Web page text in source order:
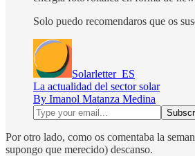
Solo puedo recomendaros que os
Solarletter_ES
La actualidad del sector solar
By Imanol Matanza Medina
Por otro lado, como os comentaba la
supongo que merecido) descanso.